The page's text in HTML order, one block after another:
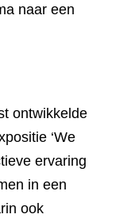
naar een
ontwikkelde
‘We
ervaring
in een
ook